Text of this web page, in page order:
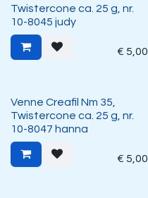
Twistercone ca. 25 g, nr.
10-8045 judy
€ 5,00
Venne Creafil Nm 35,
Twistercone ca. 25 g, nr.
10-8047 hanna
€ 5,00